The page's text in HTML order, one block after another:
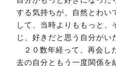
する気持ちが、自然とわい
して、当時よりももっと、
じ、好きだと思う自分がい
２０数年経って、再会し
去の自分ともう一度関係を